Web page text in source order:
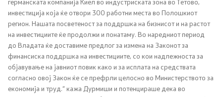
Регулатива
Отворени податоци
Контакт
Контакт
инвестиција која ќе отвори 300 работни места во Полошкиот
регион. Нашата посветеност за поддршка на бизнисот и на растот
на инвестициите ќе продолжи и понатаму. Во наредниот период
до Владата ќе доставиме предлог за измена на Законот за
финансиска поддршка на инвестициите, со кои надлежноста за
објавување на јавниот повик како и за исплата на средствата
согласно овој Закон ќе се префрли целосно во Министерството за
економија и труд.“ кажа Дурмиши и потенцираше дека во